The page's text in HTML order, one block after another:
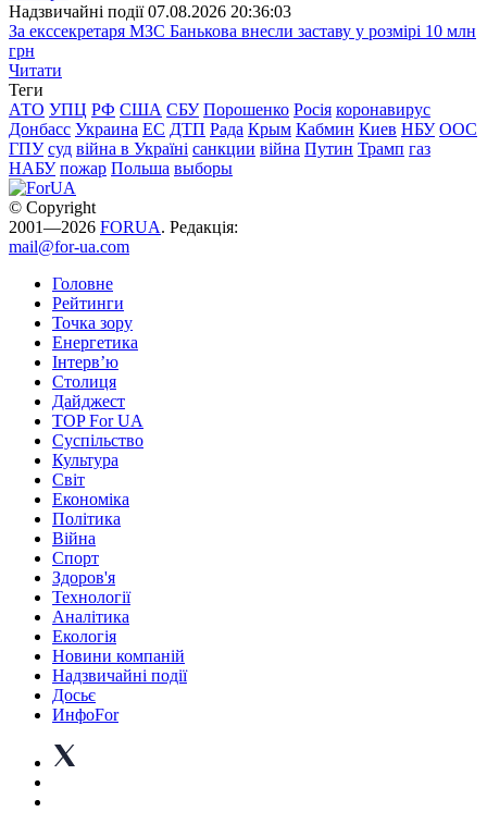
Надзвичайні події 07.08.2026 20:36:03
За екссекретаря МЗС Банькова внесли заставу у розмірі 10 млн
грн
Читати
Теги
АТО УПЦ РФ США СБУ Порошенко Росія коронавирус
Донбасс Украина ЕС ДТП Рада Крым Кабмин Киев НБУ ООС
ГПУ суд війна в Україні санкции війна Путин Трамп газ
НАБУ пожар Польша выборы
© Copyright
2001—2026 FORUA. Редакція:
mail@for-ua.com
Головне
Рейтинги
Точка зору
Енергетика
Інтерв’ю
Столиця
Дайджест
TOP For UA
Суспiльство
Культура
Світ
Економіка
Політика
Війна
Спорт
Здоров'я
Технології
Аналітика
Екологія
Новини компаній
Надзвичайні події
Досьє
ИнфоFor